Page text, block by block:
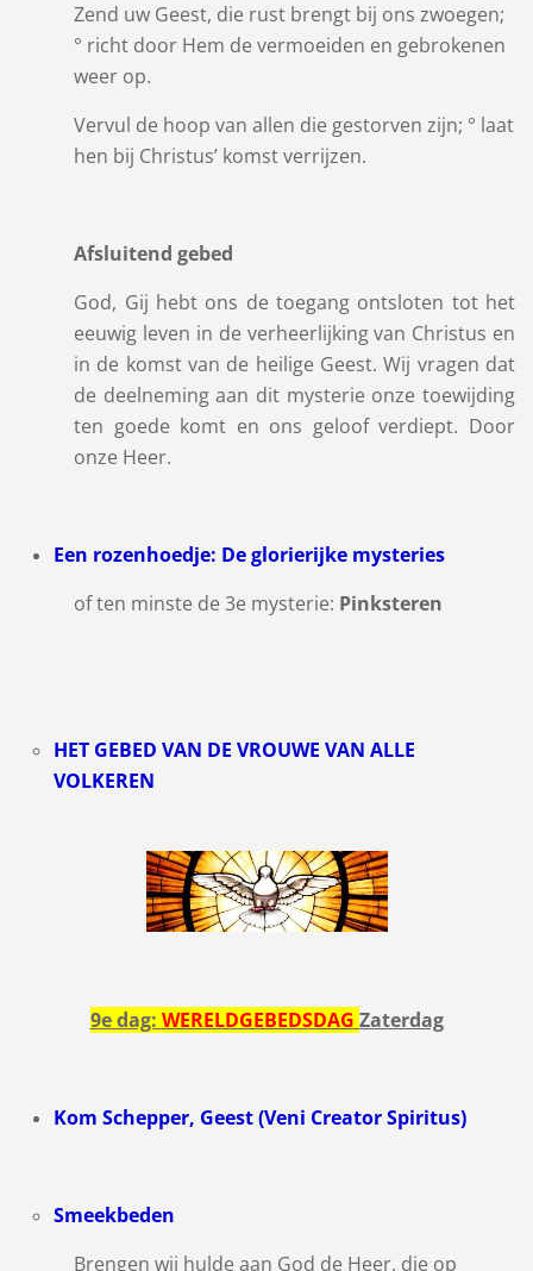
Zend uw Geest, die rust brengt bij ons zwoegen;
° richt door Hem de vermoeiden en gebrokenen
weer op.
Vervul de hoop van allen die gestorven zijn; ° laat
hen bij Christus’ komst verrijzen.
Afsluitend gebed
God, Gij hebt ons de toegang ontsloten tot het
eeuwig leven in de verheerlijking van Christus en
in de komst van de heilige Geest. Wij vragen dat
de deelneming aan dit mysterie onze toewijding
ten goede komt en ons geloof verdiept. Door
onze Heer.
Een rozenhoedje: De glorierijke mysteries
of ten minste de 3e mysterie: Pinksteren
HET GEBED VAN DE VROUWE VAN ALLE
VOLKEREN
9e dag: WERELDGEBEDSDAG Zaterdag
Kom Schepper, Geest (Veni Creator Spiritus)
Smeekbeden
Brengen wij hulde aan God de Heer, die op